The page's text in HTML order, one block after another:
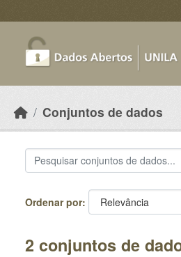
Conjuntos de dados
Ordenar por
2 conjuntos de